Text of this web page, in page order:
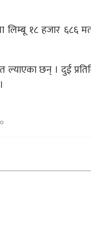
१८ हजार ६८६
ल्याएका छन् । दुई